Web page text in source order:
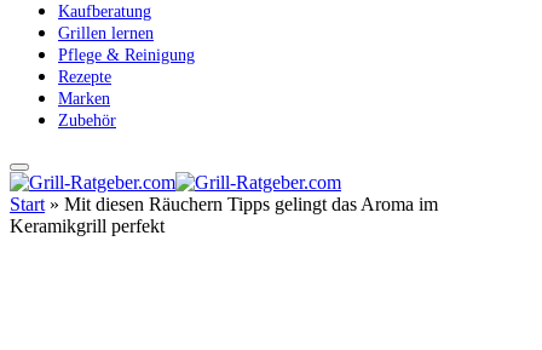
Kaufberatung
Grillen lernen
Pflege & Reinigung
Rezepte
Marken
Zubehör
Start » Mit diesen Räuchern Tipps gelingt das Aroma im
Keramikgrill perfekt